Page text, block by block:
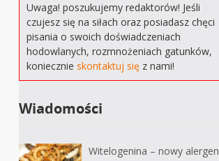
Uwaga! poszukujemy redaktorów! Jeśli
czujesz się na siłach oraz posiadasz chęci
pisania o swoich doświadczeniach
hodowlanych, rozmnożeniach gatunków,
koniecznieskontaktuj się z nami!
Wiadomości
Witelogenina – nowy alergen